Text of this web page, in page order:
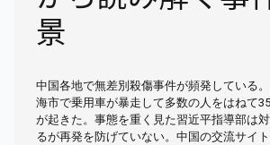
景
中国各地で無差別殺傷事件が頻発している
海市で乗用車が暴走して多数の人をはねて
が起きた。事態を重く見た習近平指導部は
るが再発を防げていない。中国の交流サイ